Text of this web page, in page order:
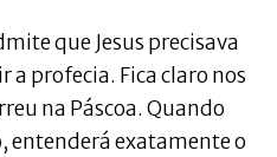
que Jesus precisava
a profecia. Fica claro nos
na Páscoa. Quando
entenderá exatamente o